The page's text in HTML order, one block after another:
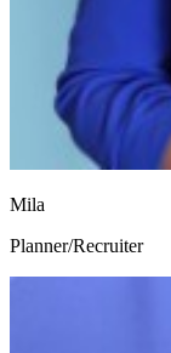
Mila
Planner/Recruiter